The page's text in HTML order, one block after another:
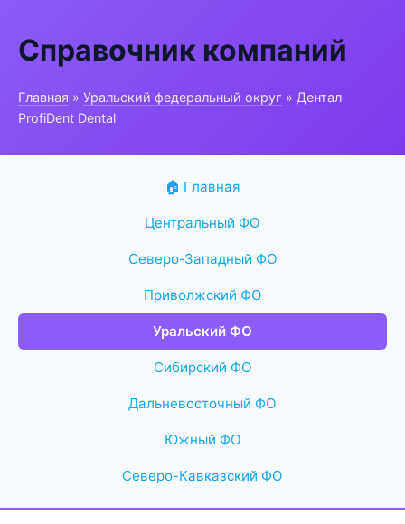
Справочник компаний
Главная » Уральский федеральный округ » Дентал
ProfiDent Dental
🏠 Главная
Центральный ФО
Северо-Западный ФО
Приволжский ФО
Уральский ФО
Сибирский ФО
Дальневосточный ФО
Южный ФО
Северо-Кавказский ФО